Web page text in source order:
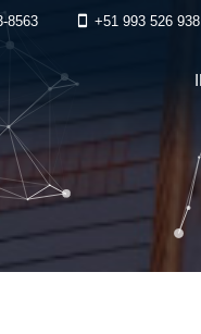
8563 +51 993 526 938